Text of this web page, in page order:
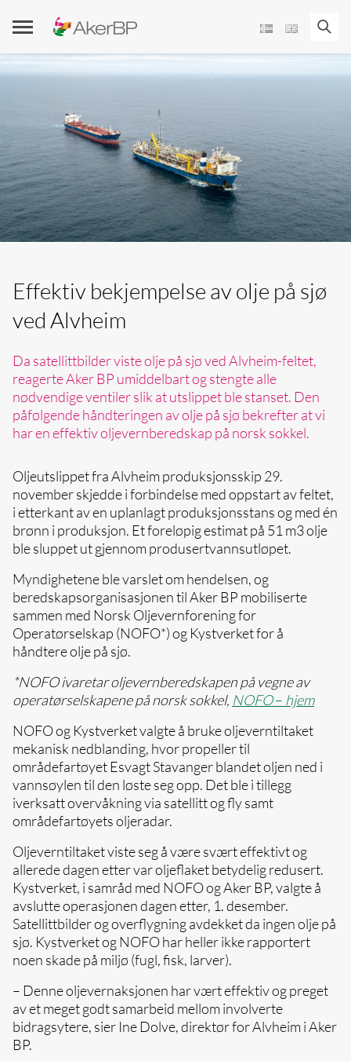
Effektiv bekjempelse av olje på sjø
ved Alvheim
Da satellittbilder viste olje på sjø ved Alvheim-feltet,
reagerte Aker BP umiddelbart og stengte alle
nødvendige ventiler slik at utslippet ble stanset. Den
påfølgende håndteringen av olje på sjø bekrefter at vi
har en effektiv oljevernberedskap på norsk sokkel.
Oljeutslippet fra Alvheim produksjonsskip 29.
november skjedde i forbindelse med oppstart av feltet,
i etterkant av en uplanlagt produksjonsstans og med én
brønn i produksjon. Et foreløpig estimat på 51 m3 olje
ble sluppet ut gjennom produsertvannsutløpet.
Myndighetene ble varslet om hendelsen, og
beredskapsorganisasjonen til Aker BP mobiliserte
sammen med Norsk Oljevernforening for
Operatørselskap (NOFO*) og Kystverket for å
håndtere olje på sjø.
*NOFO ivaretar oljevernberedskapen på vegne av
operatørselskapene på norsk sokkel, NOFO– hjem
NOFO og Kystverket valgte å bruke oljeverntiltaket
mekanisk nedblanding, hvor propeller til
områdefartøyet Esvagt Stavanger blandet oljen ned i
vannsøylen til den løste seg opp. Det ble i tillegg
iverksatt overvåkning via satellitt og fly samt
områdefartøyets oljeradar.
Oljeverntiltaket viste seg å være svært effektivt og
allerede dagen etter var oljeflaket betydelig redusert.
Kystverket, i samråd med NOFO og Aker BP, valgte å
avslutte operasjonen dagen etter, 1. desember.
Satellittbilder og overflygning avdekket da ingen olje på
sjø. Kystverket og NOFO har heller ikke rapportert
noen skade på miljø (fugl, fisk, larver).
– Denne oljevernaksjonen har vært effektiv og preget
av et meget godt samarbeid mellom involverte
bidragsytere, sier Ine Dolve, direktør for Alvheim i Aker
BP.